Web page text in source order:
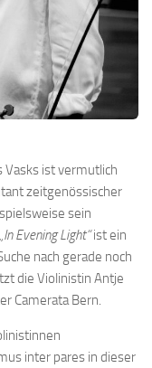
ist vermutlich
zeitgenössischer
sein
Evening Light“ist ein
nach gerade noch
die Violinistin Antje
Camerata Bern.
inter pares in dieser